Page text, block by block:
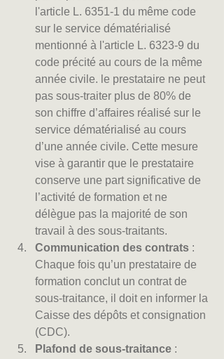
l'article L. 6351-1 du même code
sur le service dématérialisé
mentionné à l'article L. 6323-9 du
code précité au cours de la même
année civile. le prestataire ne peut
pas sous-traiter plus de 80% de
son chiffre d’affaires réalisé sur le
service dématérialisé au cours
d’une année civile. Cette mesure
vise à garantir que le prestataire
conserve une part significative de
l’activité de formation et ne
délègue pas la majorité de son
travail à des sous-traitants.
Communication des contrats :
Chaque fois qu’un prestataire de
formation conclut un contrat de
sous-traitance, il doit en informer la
Caisse des dépôts et consignation
(CDC).
Plafond de sous-traitance :